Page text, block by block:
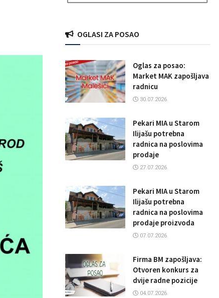
OGLASI ZA POSAO
Oglas za posao:
Market MAK zapošljava
radnicu
30.07.2026.
Pekari MIA u Starom
Ilijašu potrebna
radnica na poslovima
prodaje
27.07.2026.
Pekari MIA u Starom
Ilijašu potrebna
radnica na poslovima
prodaje proizvoda
07.07.2026.
Firma BM zapošljava:
Otvoren konkurs za
dvije radne pozicije
04.07.2026.